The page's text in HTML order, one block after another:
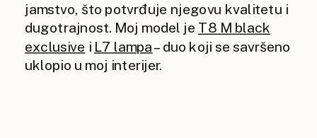
jamstvo, što potvrđuje njegovu kvalitetu i
dugotrajnost. Moj model je T8 M black
exclusive i L7 lampa– duo koji se savršeno
uklopio u moj interijer.